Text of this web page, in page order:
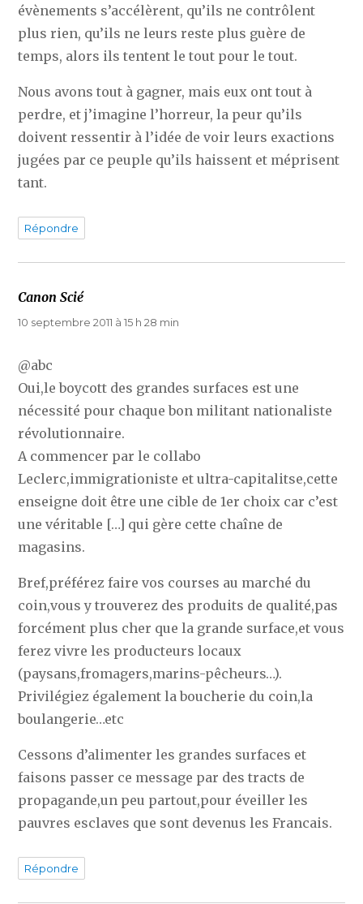
évènements s’accélèrent, qu’ils ne contrôlent
plus rien, qu’ils ne leurs reste plus guère de
temps, alors ils tentent le tout pour le tout.
Nous avons tout à gagner, mais eux ont tout à
perdre, et j’imagine l’horreur, la peur qu’ils
doivent ressentir à l’idée de voir leurs exactions
jugées par ce peuple qu’ils haissent et méprisent
tant.
Répondre
Canon Sciédit :
10 septembre 2011 à 15 h 28 min
@abc
Oui,le boycott des grandes surfaces est une
nécessité pour chaque bon militant nationaliste
révolutionnaire.
A commencer par le collabo
Leclerc,immigrationiste et ultra-capitalitse,cette
enseigne doit être une cible de 1er choix car c’est
une véritable […] qui gère cette chaîne de
magasins.
Bref,préférez faire vos courses au marché du
coin,vous y trouverez des produits de qualité,pas
forcément plus cher que la grande surface,et vous
ferez vivre les producteurs locaux
(paysans,fromagers,marins-pêcheurs…).
Privilégiez également la boucherie du coin,la
boulangerie…etc
Cessons d’alimenter les grandes surfaces et
faisons passer ce message par des tracts de
propagande,un peu partout,pour éveiller les
pauvres esclaves que sont devenus les Francais.
Répondre